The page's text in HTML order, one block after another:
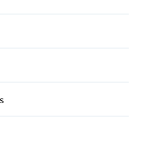
jardines y áreas de